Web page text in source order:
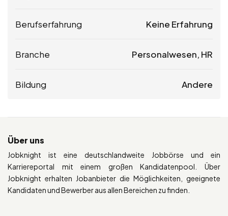
Berufserfahrung Keine Erfahrung
Branche Personalwesen, HR
Bildung Andere
Über uns
Jobknight ist eine deutschlandweite Jobbörse und ein
Karriereportal mit einem großen Kandidatenpool. Über
Jobknight erhalten Jobanbieter die Möglichkeiten, geeignete
Kandidaten und Bewerber aus allen Bereichen zu finden.